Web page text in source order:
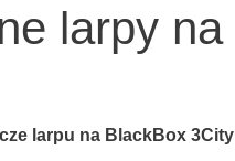
larpy na
lar­pu na Black­Box 3City